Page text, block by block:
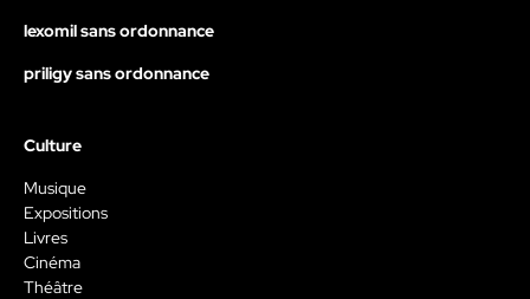
lexomil sans ordonnance
priligy sans ordonnance
Culture
Musique
Expositions
Livres
Cinéma
Théâtre